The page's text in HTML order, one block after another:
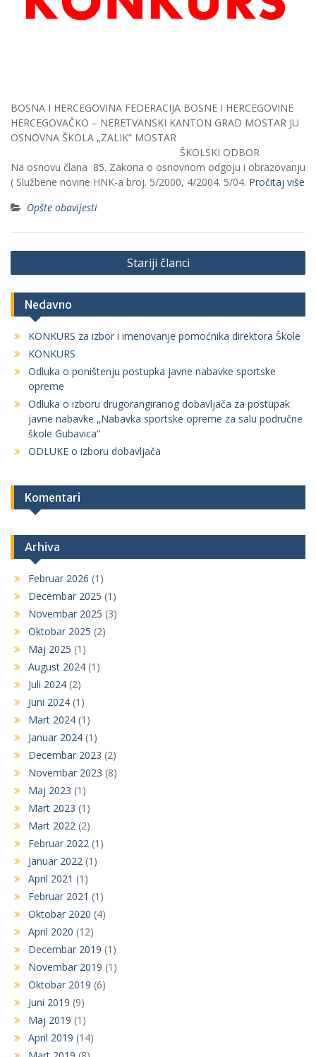
BOSNA I HERCEGOVINA FEDERACIJA BOSNE I HERCEGOVINE
HERCEGOVAČKO – NERETVANSKI KANTON GRAD MOSTAR JU
OSNOVNA ŠKOLA „ZALIK“ MOSTAR
ŠKOLSKI ODBOR
Na osnovu člana 85. Zakona o osnovnom odgoju i obrazovanju
( Službene novine HNK-a broj. 5/2000, 4/2004. 5/04. Pročitaj više
Opšte obavijesti
Navigacija
člancima
Stariji članci
Nedavno
KONKURS za izbor i imenovanje pomoćnika direktora Škole
KONKURS
Odluka o poništenju postupka javne nabavke sportske
opreme
Odluka o izboru drugorangiranog dobavljača za postupak
javne nabavke „Nabavka sportske opreme za salu područne
škole Gubavica“
ODLUKE o izboru dobavljača
Komentari
Arhiva
Februar 2026 (1)
Decembar 2025 (1)
Novembar 2025 (3)
Oktobar 2025 (2)
Maj 2025 (1)
August 2024 (1)
Juli 2024 (2)
Juni 2024 (1)
Mart 2024 (1)
Januar 2024 (1)
Decembar 2023 (2)
Novembar 2023 (8)
Maj 2023 (1)
Mart 2023 (1)
Mart 2022 (2)
Februar 2022 (1)
Januar 2022 (1)
April 2021 (1)
Februar 2021 (1)
Oktobar 2020 (4)
April 2020 (12)
Decembar 2019 (1)
Novembar 2019 (1)
Oktobar 2019 (6)
Juni 2019 (9)
Maj 2019 (1)
April 2019 (14)